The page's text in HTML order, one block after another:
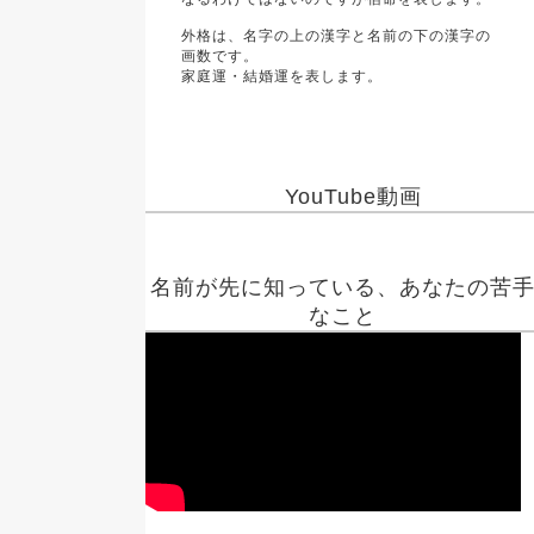
外格は、名字の上の漢字と名前の下の漢字の
画数です。
家庭運・結婚運を表します。
YouTube動画
名前が先に知っている、あなたの苦手
なこと